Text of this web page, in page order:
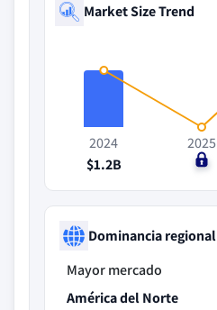
Market Size Trend
2024
$1.2B
2025
$0
Dominancia regional
Mayor mercado
América del Norte